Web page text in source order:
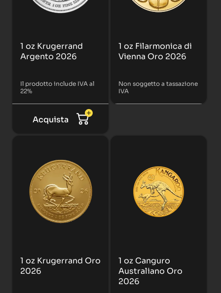
1 oz Krugerrand
Argento 2026
Il prodotto include IVA al
22%
Acquista
1 oz Filarmonica di
Vienna Oro 2026
Non soggetto a tassazione
IVA
1 oz Krugerrand Oro
2026
1 oz Canguro
Australiano Oro
2026